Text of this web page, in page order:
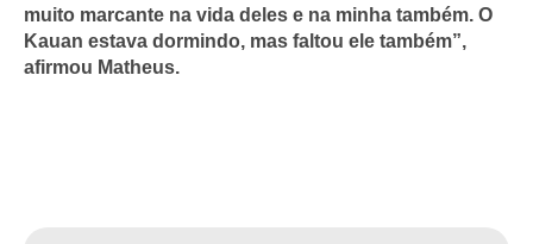
muito marcante na vida deles e na minha também. O
Kauan estava dormindo, mas faltou ele também”,
afirmou Matheus.